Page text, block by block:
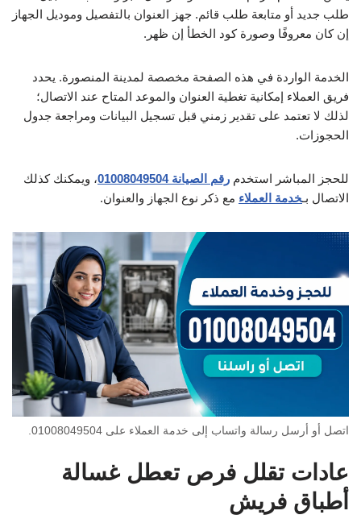
طلب جديد أو متابعة طلب قائم. جهز العنوان بالتفصيل وموديل الجهاز
إن كان معروفًا وصورة كود الخطأ إن ظهر.
الخدمة الواردة في هذه الصفحة مخصصة لمدينة المنصورة. يحدد
فريق العملاء إمكانية تغطية العنوان والموعد المتاح عند الاتصال؛
لذلك لا تعتمد على تقدير زمني قبل تسجيل البيانات ومراجعة جدول
الحجوزات.
للحجز المباشر استخدم رقم الصيانة 01008049504
، ويمكنك كذلك
الاتصال بـخدمة العملاء مع ذكر نوع الجهاز والعنوان.
اتصل أو أرسل رسالة واتساب إلى خدمة العملاء على 01008049504.
عادات تقلل فرص تعطل غسالة
أطباق فريش